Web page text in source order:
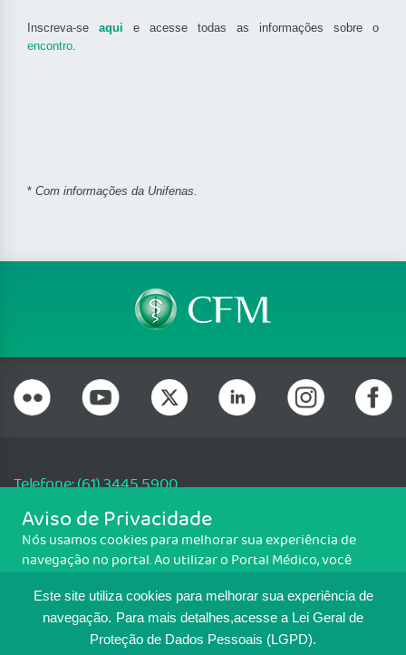
Este site utiliza cookies para melhorar sua experiência de
navegação. Para mais detalhes,acesse a Lei Geral de
Proteção de Dados Pessoais (LGPD).
Inscreva-se aqui e acesse todas as informações sobre o
encontro.
* Com informações da Unifenas.
Telefone: (61) 3445 5900
Email: cfm@portalmedico.org.br
SGAS 616, Conjunto D, Lote 115, L2 Sul, Brasília/DF - CEP: 70200-760 -
CNPJ: 33.583.550/0001-30
MAPA DO SITE
Aviso de Privacidade
Nós usamos cookies para melhorar sua experiência de
navegação no portal. Ao utilizar o Portal Médico, você
Para ter mais informações sobre como isso é feito, acesse
Política de cookies. Se você concorda, clique em ACEITO.